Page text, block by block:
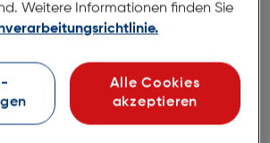
Weitere Informationen finden Sie
Alle Cookies
akzeptieren